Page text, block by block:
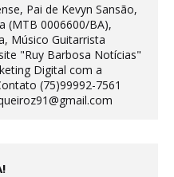
Pai de Kevyn Sansão,
(MTB 0006600/BA),
Músico Guitarrista
"Ruy Barbosa Notícias"
Digital com a
(75)99992-7561